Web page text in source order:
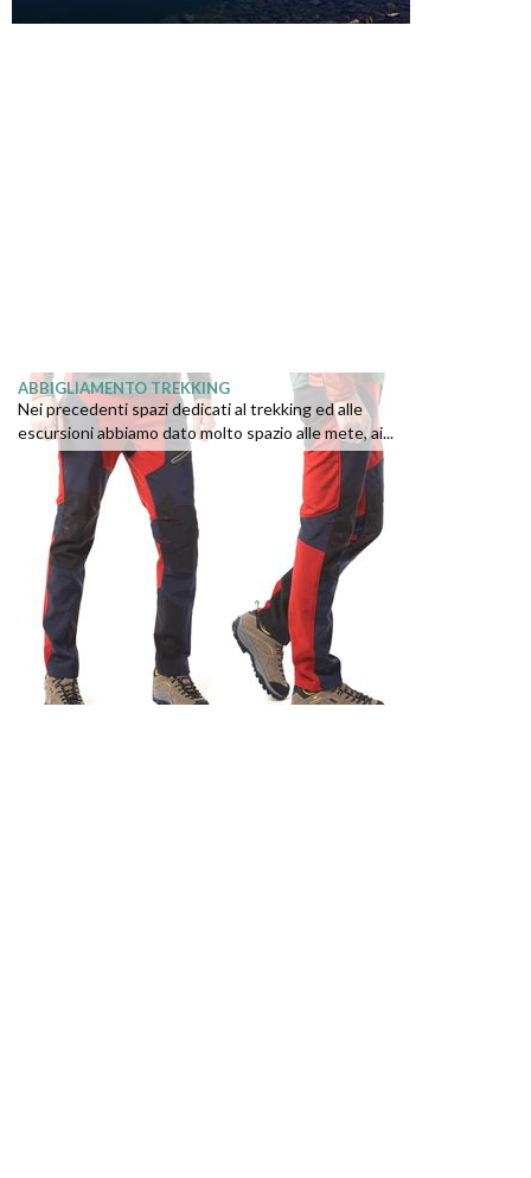
ABBIGLIAMENTO TREKKING
Nei precedenti spazi dedicati al trekking ed alle
escursioni abbiamo dato molto spazio alle mete, ai...